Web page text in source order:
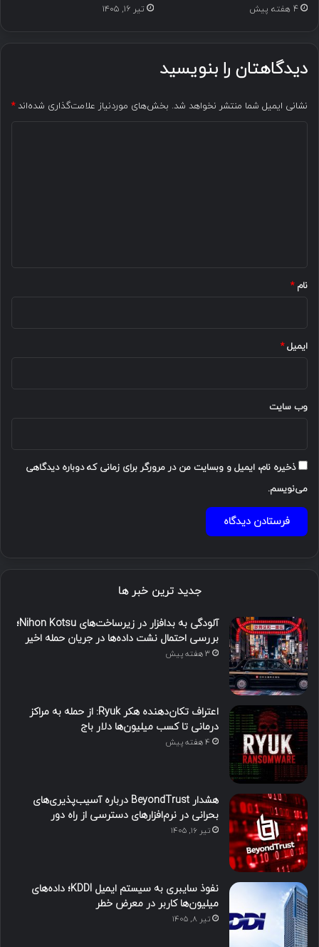
4 هفته پیش تیر ۱۶, ۱۴۰۵
دیدگاهتان را بنویسید
نشانی ایمیل شما منتشر نخواهد شد. بخش‌های موردنیاز علامت‌گذاری شده‌اند*
نام*
ایمیل*
وب‌ سایت
ذخیره نام، ایمیل و وبسایت من در مرورگر برای زمانی که دوباره دیدگاهی
می‌نویسم.
جدید ترین خبر ها
آلودگی به بدافزار در زیرساخت‌های Nihon Kotsu؛
بررسی احتمال نشت داده‌ها در جریان حمله اخیر
3 هفته پیش
اعتراف تکان‌دهنده هکر Ryuk: از حمله به مراکز
درمانی تا کسب میلیون‌ها دلار باج
4 هفته پیش
هشدار BeyondTrust درباره آسیب‌پذیری‌های
بحرانی در نرم‌افزارهای دسترسی از راه دور
تیر ۱۶, ۱۴۰۵
نفوذ سایبری به سیستم ایمیل KDDI؛ داده‌های
میلیون‌ها کاربر در معرض خطر
تیر ۸, ۱۴۰۵